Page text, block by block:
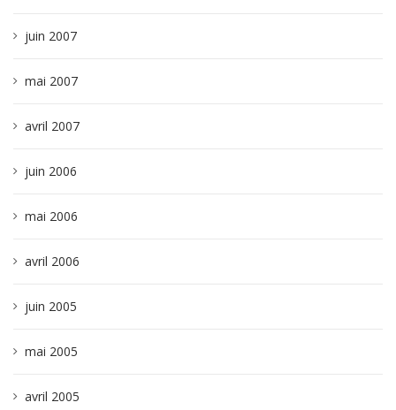
juin 2007
mai 2007
avril 2007
juin 2006
mai 2006
avril 2006
juin 2005
mai 2005
avril 2005